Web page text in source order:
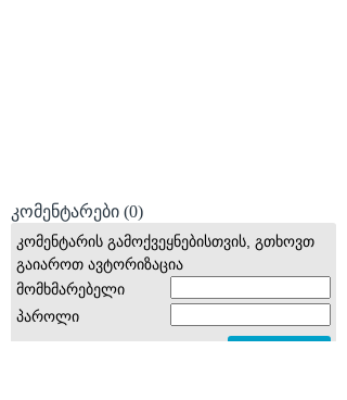
კომენტარები (0)
კომენტარის გამოქვეყნებისთვის, გთხოვთ
გაიაროთ ავტორიზაცია
მომხმარებელი
პაროლი